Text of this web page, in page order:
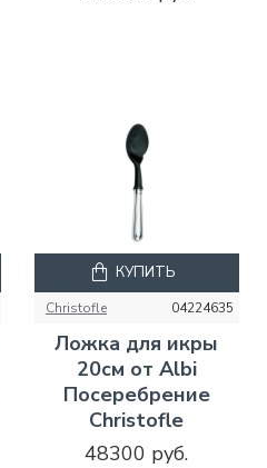
Christofle 04224635
Ложка для икры
20см от Albi
Посеребрение
Christofle
48300 руб.
КУПИТЬ